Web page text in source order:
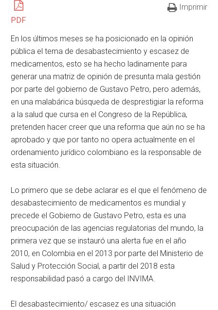
PDF
Imprimir
En los últimos meses se ha posicionado en la opinión
pública el tema de desabastecimiento y escasez de
medicamentos, esto se ha hecho ladinamente para
generar una matriz de opinión de presunta mala gestión
por parte del gobierno de Gustavo Petro, pero además,
en una malabárica búsqueda de desprestigiar la reforma
a la salud que cursa en el Congreso de la República,
pretenden hacer creer que una reforma que aún no se ha
aprobado y que por tanto no opera actualmente en el
ordenamiento jurídico colombiano es la responsable de
esta situación.
Lo primero que se debe aclarar es el que el fenómeno de
desabastecimiento de medicamentos es mundial y
precede el Gobierno de Gustavo Petro, esta es una
preocupación de las agencias regulatorias del mundo, la
primera vez que se instauró una alerta fue en el año
2010, en Colombia en el 2013 por parte del Ministerio de
Salud y Protección Social, a partir del 2018 esta
responsabilidad pasó a cargo del INVIMA.
El desabastecimiento/ escasez es una situación